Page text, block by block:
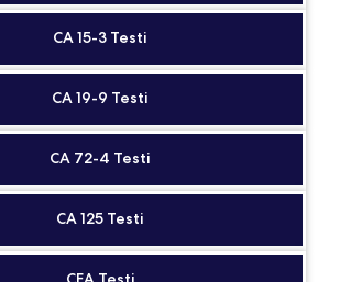
CA 15-3 Testi
CA 19-9 Testi
CA 72-4 Testi
CA 125 Testi